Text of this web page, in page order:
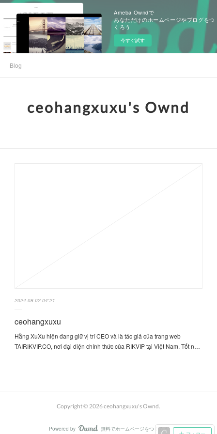
Ameba Owndで
あなただけのホームページやブログをつ
くろう
今すぐ試す
Blog
ceohangxuxu's Ownd
2024.08.02 04:21
ceohangxuxu
Hằng XuXu hiện đang giữ vị trí CEO và là tác giả của trang web
TAIRIKVIP.CO, nơi đại diện chính thức của RIKVIP tại Việt Nam. Tốt n…
Copyright © 2026ceohangxuxu's Ownd.
Powered by AmebaOwnd
無料でホームページをつくろう